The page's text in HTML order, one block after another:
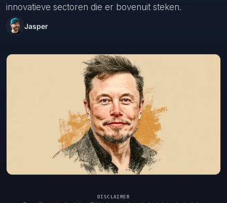
innovatieve sectoren die er bovenuit steken.
Jasper